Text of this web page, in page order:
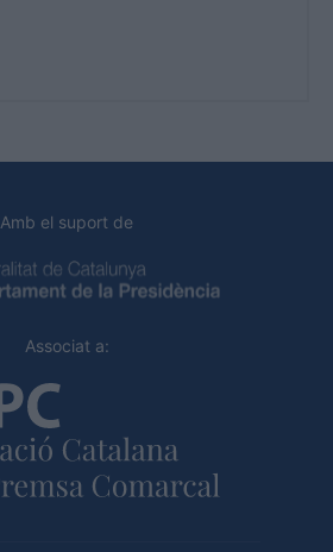
Amb el suport de
Associat a: